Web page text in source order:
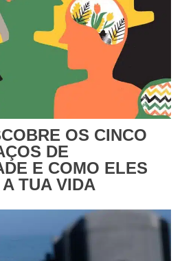
OS CINCO
DE
E COMO ELES
TUA VIDA